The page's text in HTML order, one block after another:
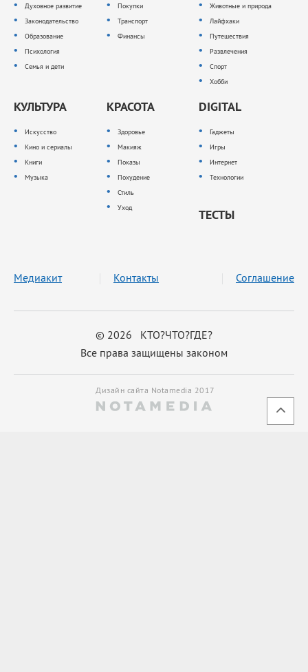
Духовное развитие
Законодательство
Образование
Психология
Семья и дети
Покупки
Транспорт
Финансы
Животные и природа
Лайфхаки
Путешествия
Развлечения
Спорт
Хобби
КУЛЬТУРА
Искусство
Кино и сериалы
Книги
Музыка
КРАСОТА
Здоровье
Макияж
Показы
Похудение
Стиль
Уход
DIGITAL
Гаджеты
Игры
Интернет
Технологии
ТЕСТЫ
© 2026 КТО?ЧТО?ГДЕ?
Все права защищены законом
Медиакит Контакты Соглашение
Дизайн сайта Notamedia 2017